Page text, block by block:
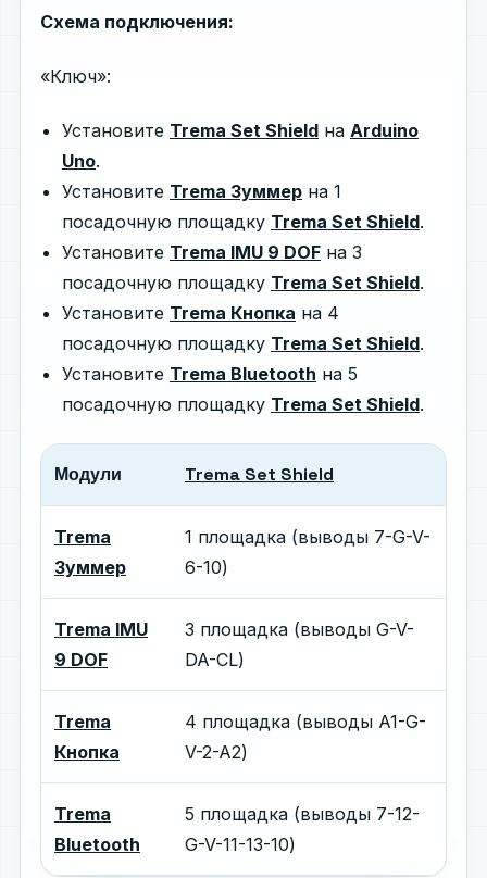
Схема подключения:
«Ключ»:
Установите Trema Set Shield на Arduino
Uno.
Установите Trema Зуммер на 1
посадочную площадку Trema Set Shield.
Установите Trema IMU 9 DOF на 3
посадочную площадку Trema Set Shield.
Установите Trema Кнопка на 4
посадочную площадку Trema Set Shield.
Установите Trema Bluetooth на 5
посадочную площадку Trema Set Shield.
Модули Trema Set Shield
Trema
Зуммер
1 площадка (выводы 7-G-V-
6-10)
Trema IMU
9 DOF
3 площадка (выводы G-V-
DA-CL)
Trema
Кнопка
4 площадка (выводы A1-G-
V-2-A2)
Trema
Bluetooth
5 площадка (выводы 7-12-
G-V-11-13-10)